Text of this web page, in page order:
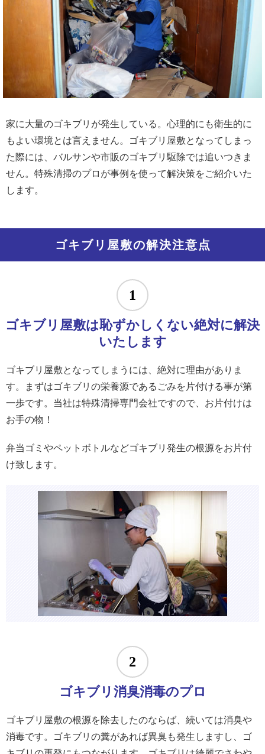
家に大量のゴキブリが発生している。心理的にも衛生的に
もよい環境とは言えません。ゴキブリ屋敷となってしまっ
た際には、バルサンや市販のゴキブリ駆除では追いつきま
せん。特殊清掃のプロが事例を使って解決策をご紹介いた
します。
ゴキブリ屋敷の解決注意点
1
ゴキブリ屋敷は恥ずかしくない絶対に解決
いたします
ゴキブリ屋敷となってしまうには、絶対に理由がありま
す。まずはゴキブリの栄養源であるごみを片付ける事が第
一歩です。当社は特殊清掃専門会社ですので、お片付けは
お手の物！
弁当ゴミやペットボトルなどゴキブリ発生の根源をお片付
け致します。
2
ゴキブリ消臭消毒のプロ
ゴキブリ屋敷の根源を除去したのならば、続いては消臭や
消毒です。ゴキブリの糞があれば異臭も発生しますし、ゴ